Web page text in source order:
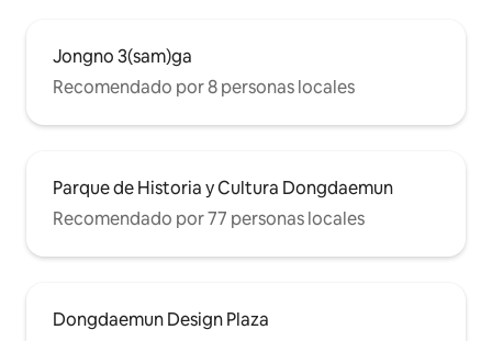
Jongno 3(sam)ga
Recomendado por 8 personas locales
Parque de Historia y Cultura Dongdaemun
Recomendado por 77 personas locales
Dongdaemun Design Plaza